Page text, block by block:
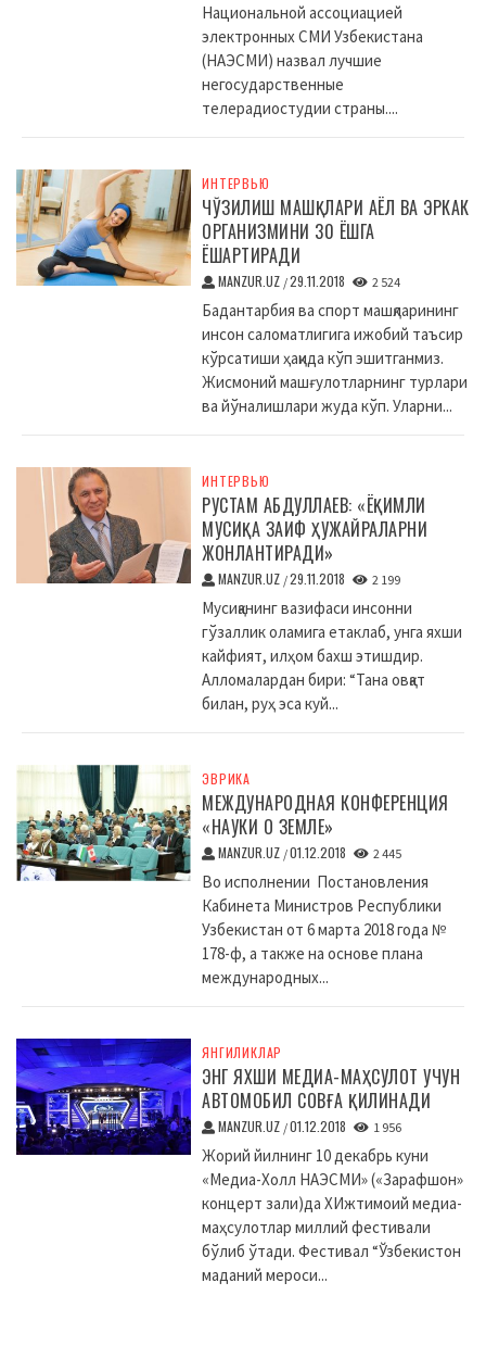
Национальной ассоциацией
электронных СМИ Узбекистана
(НАЭСМИ) назвал лучшие
негосударственные
телерадиостудии страны....
ИНТЕРВЬЮ
ЧЎЗИЛИШ МАШҚЛАРИ АЁЛ ВА ЭРКАК
ОРГАНИЗМИНИ 30 ЁШГА
ЁШАРТИРАДИ
MANZUR.UZ /29.11.2018 2 524
Бадантарбия ва спорт машқларининг
инсон саломатлигига ижобий таъсир
кўрсатиши ҳақида кўп эшитганмиз.
Жисмоний машғулотларнинг турлари
ва йўналишлари жуда кўп. Уларни...
ИНТЕРВЬЮ
РУСТАМ АБДУЛЛАЕВ: «ЁҚИМЛИ
МУСИҚА ЗАИФ ҲУЖАЙРАЛАРНИ
ЖОНЛАНТИРАДИ»
MANZUR.UZ /29.11.2018 2 199
Мусиқанинг вазифаси инсонни
гўзаллик оламига етаклаб, унга яхши
кайфият, илҳом бахш этишдир.
Алломалардан бири: “Тана овқат
билан, руҳ эса куй...
ЭВРИКА
МЕЖДУНАРОДНАЯ КОНФЕРЕНЦИЯ
«НАУКИ О ЗЕМЛЕ»
MANZUR.UZ /01.12.2018 2 445
Во исполнении Постановления
Кабинета Министров Республики
Узбекистан от 6 марта 2018 года №
178-ф, а также на основе плана
международных...
ЯНГИЛИКЛАР
ЭНГ ЯХШИ МЕДИА-МАҲСУЛОТ УЧУН
АВТОМОБИЛ СОВҒА ҚИЛИНАДИ
MANZUR.UZ /01.12.2018 1 956
Жорий йилнинг 10 декабрь куни
«Медиа-Холл НАЭСМИ» («Зарафшон»
концерт зали)да XИжтимоий медиа-
маҳсулотлар миллий фестивали
бўлиб ўтади. Фестивал “Ўзбекистон
маданий мероси...